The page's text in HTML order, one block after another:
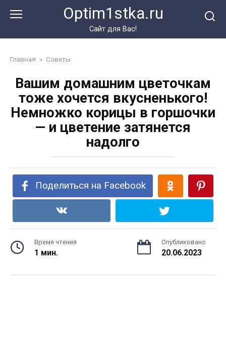
Optim1stka.ru
Сайт для Вас!
Главная » Советы
Вашим домашним цветочкам
тоже хочется вкусненького!
Немножко корицы в горшочки
— и цветение затянется
надолго
Поделиться на Facebook
Время чтения
1 мин.
Опубликовано
20.06.2023